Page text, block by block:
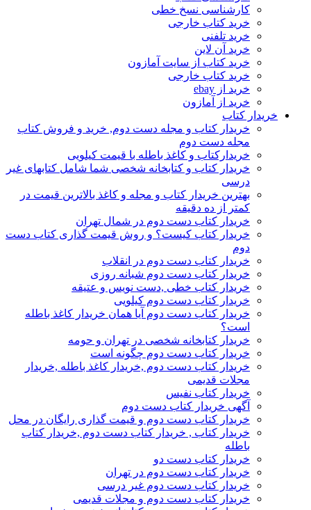
کارشناسی نسخ خطی
خرید کتاب خارجی
خرید تلفنی
خرید آن لاین
خرید کتاب از سایت آمازون
خرید کتاب خارجی
خرید از ebay
خرید از آمازون
خریدار کتاب
خریدار کتاب و مجله دست دوم, خرید و فروش کتاب
مجله دست دوم
خریدارکتاب و کاغذ باطله با قیمت کیلویی
خریدار کتاب و کتابخانه شخصی شما شامل کتابهای غیر
درسی
بهترین خریدار کتاب و مجله و کاغذ بالاترین قیمت در
کمتر از ده دقیقه
خریدار کتاب دست دوم در شمال تهران
خریدار کتاب کیست؟ و روش قیمت گذاری کتاب دست
دوم
خریدار کتاب دست دوم در انقلاب
خریدار کتاب دست دوم شبانه روزی
خریدار کتاب خطی ,دست نویس و عتیقه
خریدار کتاب دست دوم کیلویی
خریدار کتاب دست دوم آیا همان خریدار کاغذ باطله
است؟
خریدار کتابخانه شخصی در تهران و حومه
خریدار کتاب دست دوم چگونه است
خریدار کتاب دست دوم ,خریدار کاغذ باطله ,خریدار
مجلات قدیمی
خریدار کتاب نفیس
آگهی خریدار کتاب دست دوم
خریدار کتاب دست دوم و قیمت گذاری رایگان در محل
خریدار کتاب , خریدار کتاب دست دوم ,خریدار کتاب
باطله
خریدار کتاب دست دو
خریدار کتاب دست دوم در تهران
خریدار کتاب دست دوم غیر درسی
خریدار کتاب دست دوم و مجلات قدیمی